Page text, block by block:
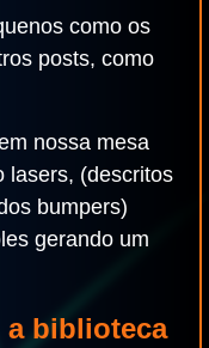
como os
posts, como
nossa mesa
lasers, (descritos
bumpers)
gerando um
a biblioteca